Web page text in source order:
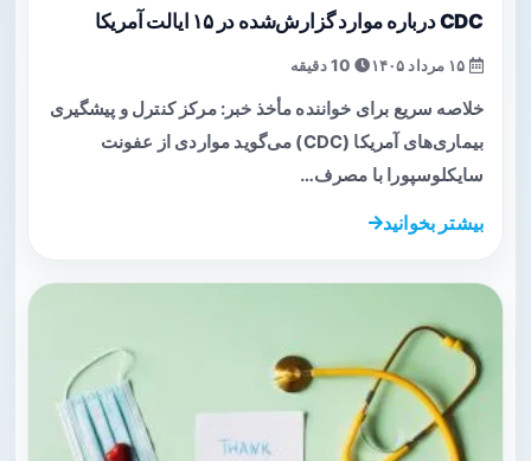
CDC درباره موارد گزارش‌شده در ۱۵ ایالت آمریکا
10 دقیقه
خلاصه سریع برای خواننده مأخذ خبر: مرکز کنترل و پیشگیری
بیماری‌های آمریکا (CDC) می‌گوید مواردی از عفونت
سایکلوسپورا با مصرف…
بیشتر بخوانید